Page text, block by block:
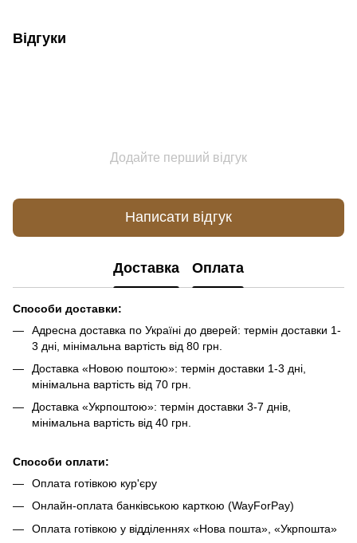
Відгуки
Додайте перший відгук
Написати відгук
Доставка Оплата
Способи доставки:
Адресна доставка по Україні до дверей: термін доставки 1-
3 дні, мінімальна вартість від 80 грн.
Доставка «Новою поштою»: термін доставки 1-3 дні,
мінімальна вартість від 70 грн.
Доставка «Укрпоштою»: термін доставки 3-7 днів,
мінімальна вартість від 40 грн.
Способи оплати:
Оплата готівкою кур'єру
Онлайн-оплата банківською карткою (WayForPay)
Оплата готівкою у відділеннях «Нова пошта», «Укрпошта»